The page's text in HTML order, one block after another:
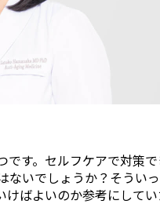
す。セルフケアで対策
いでしょうか？そうい
ばよいのか参考にしてい